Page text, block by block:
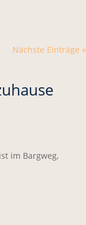
Nächste Einträge »
im Bargweg,